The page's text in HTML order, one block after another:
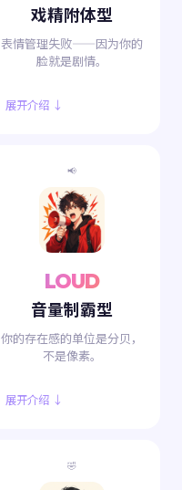
戏精附体型
表情管理失败——因为你的
脸就是剧情。
展开介绍 ↓
📢
LOUD
音量制霸型
你的存在感的单位是分贝，
不是像素。
展开介绍 ↓
🤣